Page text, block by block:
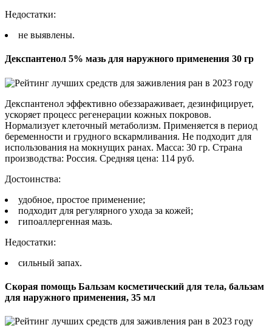
Недостатки:
не выявлены.
Декспантенол 5% мазь для наружного применения 30 гр
Декспантенол эффективно обеззараживает, дезинфицирует,
ускоряет процесс регенерации кожных покровов.
Нормализует клеточный метаболизм. Применяется в период
беременности и грудного вскармливания. Не подходит для
использования на мокнущих ранах. Масса: 30 гр. Страна
производства: Россия. Средняя цена: 114 руб.
Достоинства:
удобное, простое применение;
подходит для регулярного ухода за кожей;
гипоаллергенная мазь.
Недостатки:
сильный запах.
Скорая помощь Бальзам косметический для тела, бальзам
для наружного применения, 35 мл